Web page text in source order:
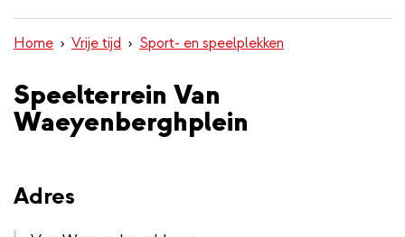
inhoud
gaan
Home Vrije tijd Sport- en speelplekken
Speelterrein Van
Waeyenberghplein
Adres